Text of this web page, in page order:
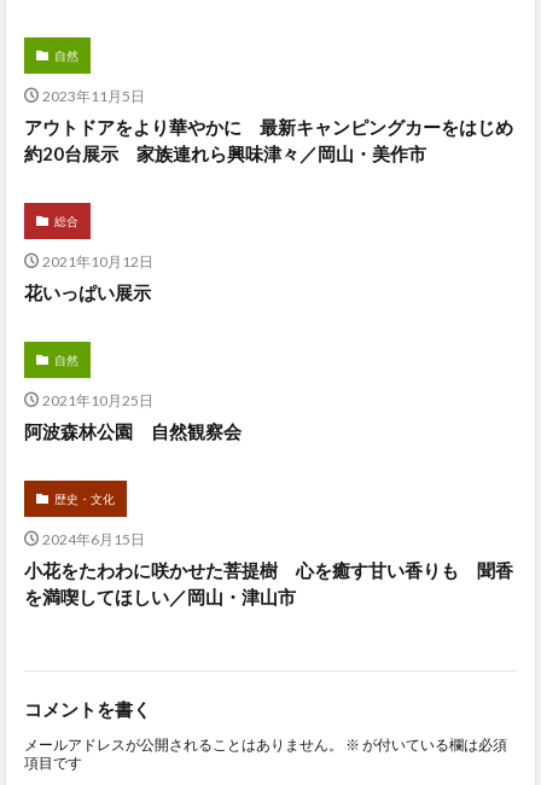
自然
2023年11月5日
アウトドアをより華やかに 最新キャンピングカーをはじめ
約20台展示 家族連れら興味津々／岡山・美作市
総合
2021年10月12日
花いっぱい展示
自然
2021年10月25日
阿波森林公園 自然観察会
歴史・文化
2024年6月15日
小花をたわわに咲かせた菩提樹 心を癒す甘い香りも 聞香
を満喫してほしい／岡山・津山市
コメントを書く
メールアドレスが公開されることはありません。 ※ が付いている欄は必須
項目です